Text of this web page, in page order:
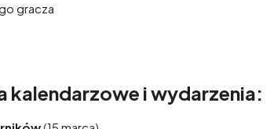
gracza
kalendarzowe i wydarzenia: